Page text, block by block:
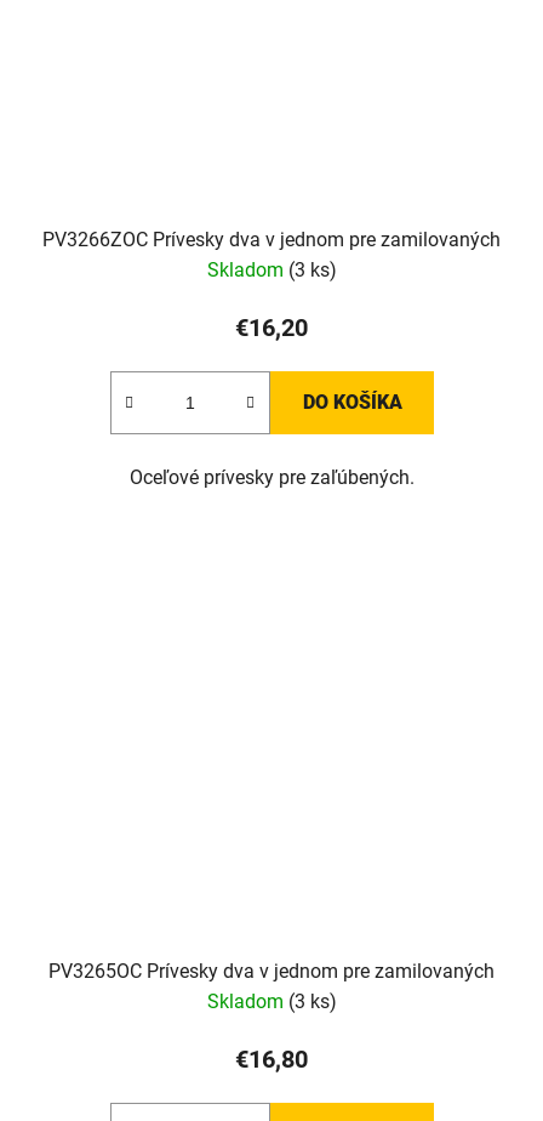
PV3266ZOC Prívesky dva v jednom pre zamilovaných
Skladom (3 ks)
€16,20
DO KOŠÍKA
Oceľové prívesky pre zaľúbených.
PV3265OC Prívesky dva v jednom pre zamilovaných
Skladom (3 ks)
€16,80